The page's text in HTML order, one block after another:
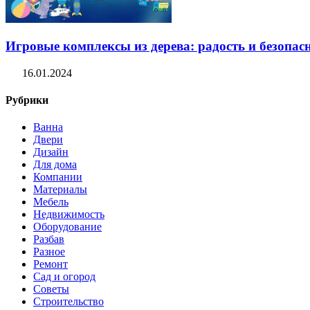
Игровые комплексы из дерева: радость и
16.01.2024
Рубрики
Ванна
Двери
Дизайн
Для дома
Компании
Материалы
Мебель
Недвижимость
Оборудование
Разбав
Разное
Ремонт
Сад и огород
Советы
Строительство